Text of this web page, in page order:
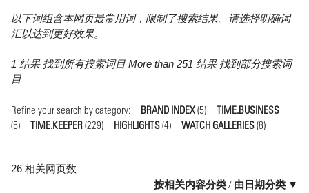
以下词组含本网页最常用词，限制了搜索结果。请选择明确词
汇以达到更好效果。
1 结果 找到所有搜索词目 More than 251 结果 找到部分搜索词
目
Refine your search by category: BRAND INDEX(5)
TIME.BUSINESS
(5)
TIME.KEEPER(229) HIGHLIGHTS(4) WATCH GALLERIES(8)
26 相关网页数
按相关内容分类/ 由日期分类 ▼